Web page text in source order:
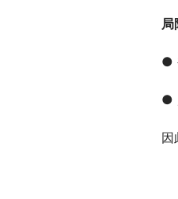
局
●
●
因